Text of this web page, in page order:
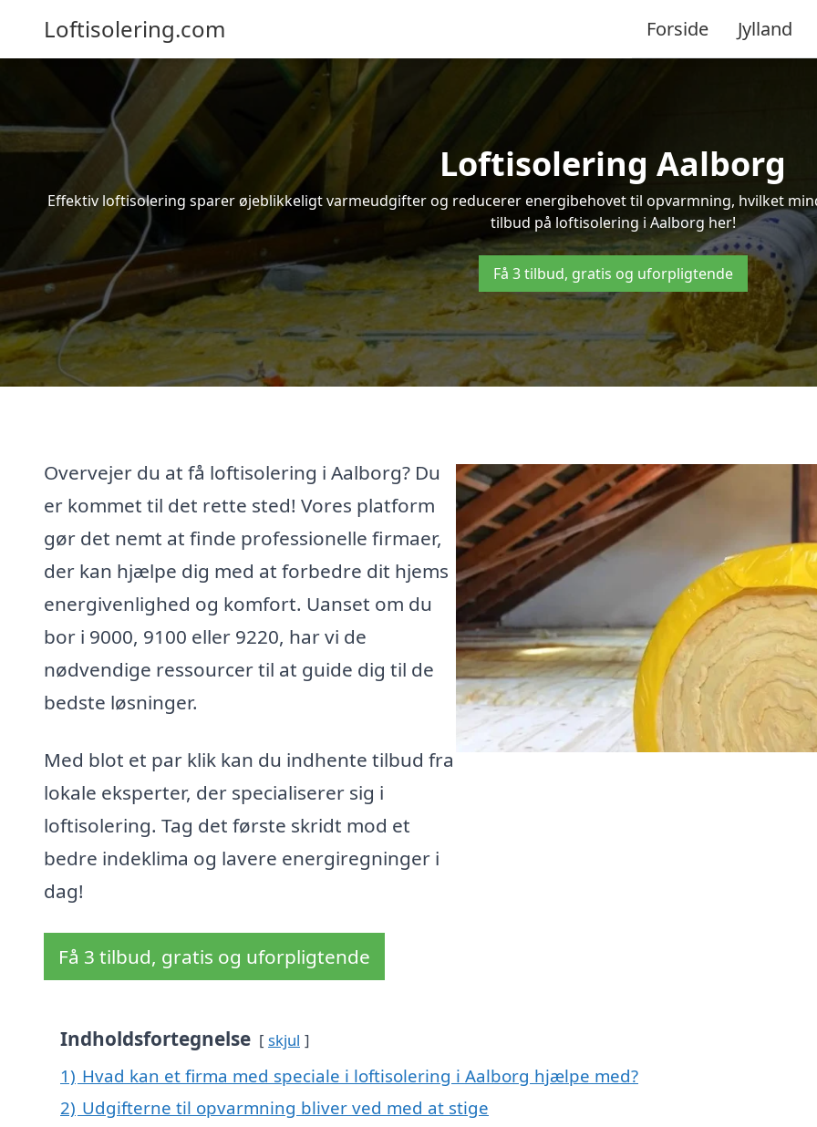
Loftisolering.com Forside Jylland
Loftisolering Aalborg
Effektiv loftisolering sparer øjeblikkeligt varmeudgifter og reducerer energibehovet til opvarmning, hvilket
tilbud på loftisolering i Aalborg her!
Få 3 tilbud, gratis og uforpligtende
Overvejer du at få loftisolering i Aalborg? Du
er kommet til det rette sted! Vores platform
gør det nemt at finde professionelle firmaer,
der kan hjælpe dig med at forbedre dit hjems
energivenlighed og komfort. Uanset om du
bor i 9000, 9100 eller 9220, har vi de
nødvendige ressourcer til at guide dig til de
bedste løsninger.
Med blot et par klik kan du indhente tilbud fra
lokale eksperter, der specialiserer sig i
loftisolering. Tag det første skridt mod et
bedre indeklima og lavere energiregninger i
dag!
Få 3 tilbud, gratis og uforpligtende
Indholdsfortegnelse skjul
1) Hvad kan et firma med speciale i loftisolering i Aalborg hjælpe med?
2) Udgifterne til opvarmning bliver ved med at stige